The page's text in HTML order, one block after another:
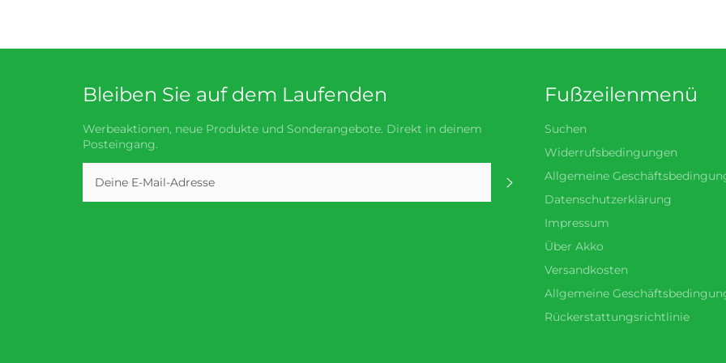
Bleiben Sie auf dem Laufenden
Werbeaktionen, neue Produkte und Sonderangebote. Direkt in deinem
Posteingang.
Abonnieren
Fußzeilenmenü
Suchen
Widerrufsbedingungen
Allgemeine
Datenschutzerklärung
Impressum
Über Akko
Versandkosten
Allgemeine
Rückerstattungsrichtlinie